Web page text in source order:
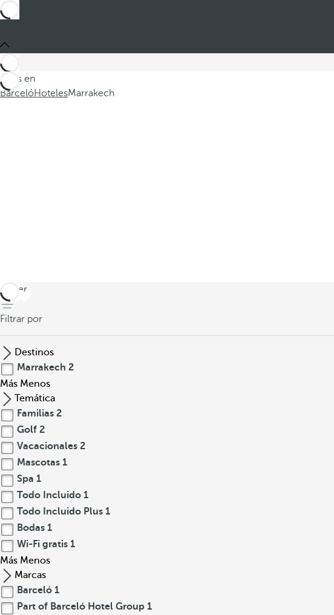
Estás en
BarcelóHotelesMarrakech
volver
Filtrar por
Destinos
Marrakech 2
Más Menos
Temática
Familias 2
Golf 2
Vacacionales 2
Mascotas 1
Spa 1
Todo Incluido 1
Todo Incluido Plus 1
Bodas 1
Wi-Fi gratis 1
Más Menos
Marcas
Barceló 1
Part of Barceló Hotel Group 1